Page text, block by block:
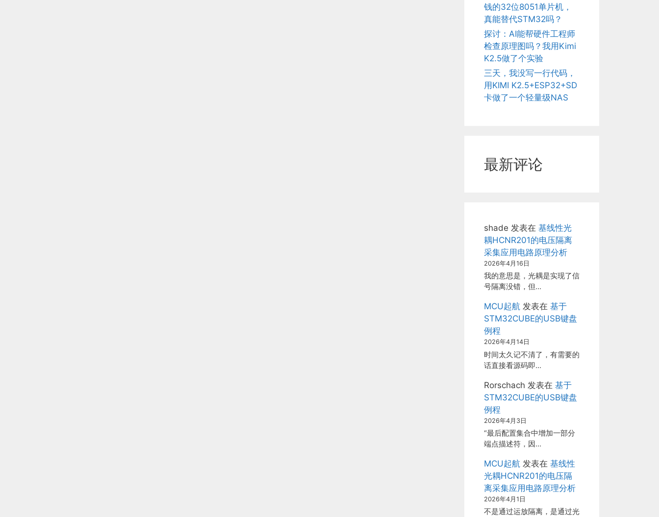
钱的32位8051单片机，
真能替代STM32吗？
探讨：AI能帮硬件工程师
检查原理图吗？我用Kimi
K2.5做了个实验
三天，我没写一行代码，
用KIMI K2.5+ESP32+SD
卡做了一个轻量级NAS
最新评论
shade 发表在 基线性光
耦HCNR201的电压隔离
采集应用电路原理分析
2026年4月16日
我的意思是，光耦是实现了信
号隔离没错，但…
MCU起航 发表在 基于
STM32CUBE的USB键盘
例程
2026年4月14日
时间太久记不清了，有需要的
话直接看源码即…
Rorschach 发表在 基于
STM32CUBE的USB键盘
例程
2026年4月3日
“最后配置集合中增加一部分
端点描述符，因…
MCU起航 发表在 基线性
光耦HCNR201的电压隔
离采集应用电路原理分析
2026年4月1日
不是通过运放隔离，是通过光